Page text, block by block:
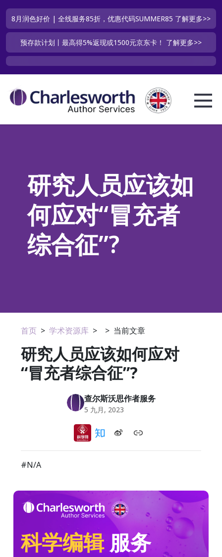
8月润色好价 | 全线服务85折，优惠代码SUMMER85 了解更多>>
预存款计划丨最高得5%返现或1500元京东卡！ 了解更多>>
研究人员应该如
何应对“冒充者
综合征”?
首页 > 学术资源库 > > 当前文章
研究人员应该如何应对
“冒充者综合征”?
查尔斯沃思作者服务
5 九月, 2023
#N/A
科学编辑服务